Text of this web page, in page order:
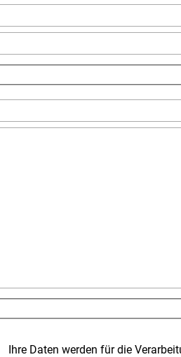
Ihre Daten werden für die